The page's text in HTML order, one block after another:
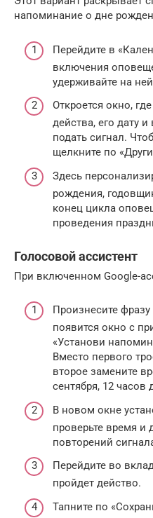
напоминание о дне
Перейдите в
включения
удерживайте на
Откроется окно,
действа, его дату
подать сигнал.
щелкните по
Здесь
рождения,
конец цикла
проведения
Голосовой ассистент
При включенном Google-
Произнесите фразу
появится окно с
«Установи
Вместо первого
второе замените
сентября, 12 часов
В новом окне
проверьте время и
повторений
Перейдите во
пройдет действо.
Тапните по